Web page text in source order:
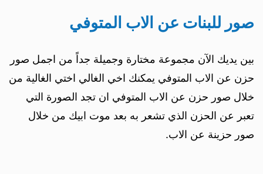
صور للبنات عن الاب المتوفي
بين يديك الآن مجموعة مختارة وجميلة جداً من اجمل صور
حزن عن الاب المتوفي يمكنك اخي الغالي اختي الغالية من
خلال صور حزن عن الاب المتوفي ان تجد الصورة التي
تعبر عن الحزن الذي تشعر به بعد موت ابيك من خلال
صور حزينة عن الاب.